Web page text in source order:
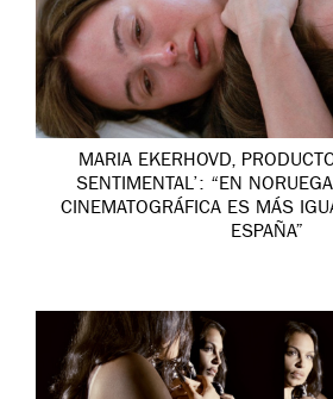
MARIA EKERHOVD,
SENTIMENTAL’: “EN
CINEMATOGRÁFICA ES MÁS
ESPAÑA”